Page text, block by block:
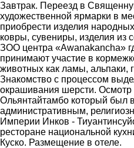
Завтрак. Переезд в
художественной ярмарки в
приобрести изделия
ковры, сувениры, изделия из
ЗОО центра «Аwanakancha»
принимают участие в
животных как ламы, альпаки,
Знакомство с прoцессом
окрашивания шерсти. Осмотр
Ольянтайтамбо который был
административным,
Империи Инков -
ресторане национальной
Куско. Размещение в отеле.